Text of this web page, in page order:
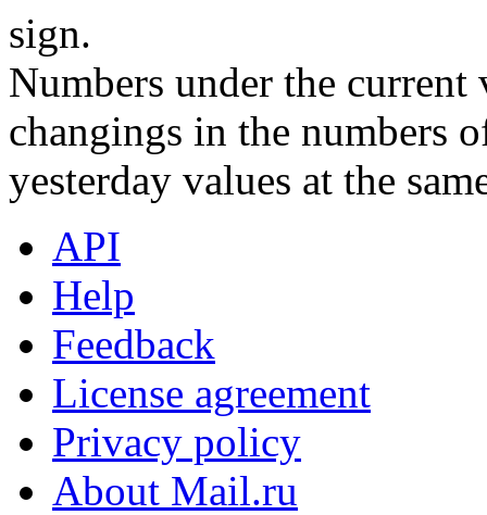
sign.
Numbers under the
changings in the numbers
yesterday values at the
API
Help
Feedback
License agreement
Privacy policy
About Mail.ru